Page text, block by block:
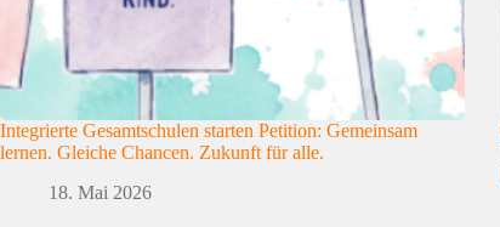
Integrierte Gesamtschulen starten Petition: Gemeinsam
lernen. Gleiche Chancen. Zukunft für alle.
18. Mai 2026